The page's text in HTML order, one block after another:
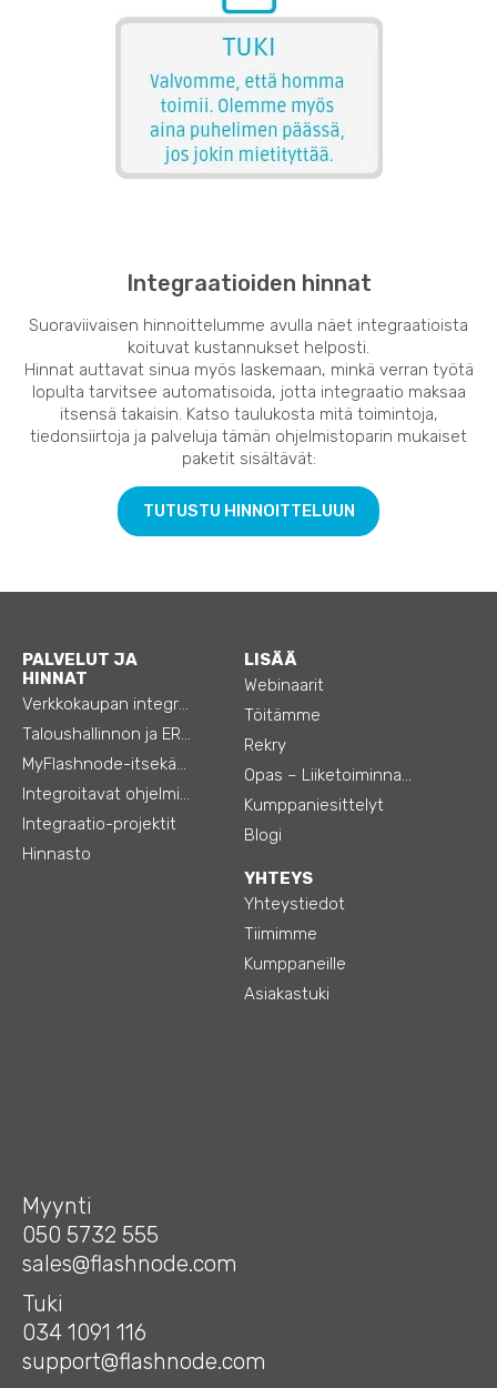
Integraatioiden hinnat
Suoraviivaisen hinnoittelumme avulla näet integraatioista
koituvat kustannukset helposti.
Hinnat auttavat sinua myös laskemaan, minkä verran työtä
lopulta tarvitsee automatisoida, jotta integraatio maksaa
itsensä takaisin. Katso taulukosta mitä toimintoja,
tiedonsiirtoja ja palveluja tämän ohjelmistoparin mukaiset
paketit sisältävät:
TUTUSTU HINNOITTELUUN
PALVELUT JA
HINNAT
Verkkokaupan integraatiot
Taloushallinnon ja ERP:n integraatiot
MyFlashnode-itsekäyttö-automaatio
Integroitavat ohjelmistot
Integraatio-projektit
Hinnasto
LISÄÄ
Webinaarit
Töitämme
Rekry
Opas – Liiketoiminnan tehostamiseen
Kumppaniesittelyt
Blogi
YHTEYS
Yhteystiedot
Tiimimme
Kumppaneille
Asiakastuki
Myynti
050 5732 555
sales@flashnode.com
Tuki
034 1091 116
support@flashnode.com